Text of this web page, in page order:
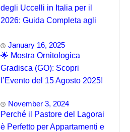
degli Uccelli in Italia per il
2026: Guida Completa agli
January 16, 2025
🌟 Mostra Ornitologica
Gradisca (GO): Scopri
l’Evento del 15 Agosto 2025!
November 3, 2024
Perché il Pastore del Lagorai
è Perfetto per Appartamenti e